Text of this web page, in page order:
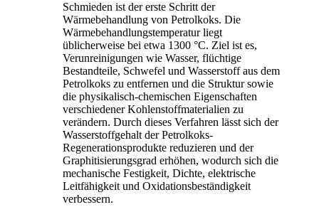
Schmieden ist der erste Schritt der
Wärmebehandlung von Petrolkoks. Die
Wärmebehandlungstemperatur liegt
üblicherweise bei etwa 1300 °C. Ziel ist es,
Verunreinigungen wie Wasser, flüchtige
Bestandteile, Schwefel und Wasserstoff aus dem
Petrolkoks zu entfernen und die Struktur sowie
die physikalisch-chemischen Eigenschaften
verschiedener Kohlenstoffmaterialien zu
verändern. Durch dieses Verfahren lässt sich der
Wasserstoffgehalt der Petrolkoks-
Regenerationsprodukte reduzieren und der
Graphitisierungsgrad erhöhen, wodurch sich die
mechanische Festigkeit, Dichte, elektrische
Leitfähigkeit und Oxidationsbeständigkeit
verbessern.